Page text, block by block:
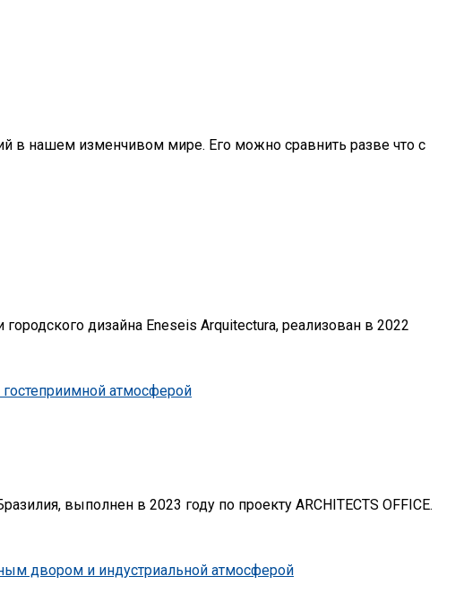
в нашем изменчивом мире. Его можно сравнить разве что с
дизайна Eneseis Arquitectura, реализован в 2022
выполнен в 2023 году по проекту ARCHITECTS OFFICE.